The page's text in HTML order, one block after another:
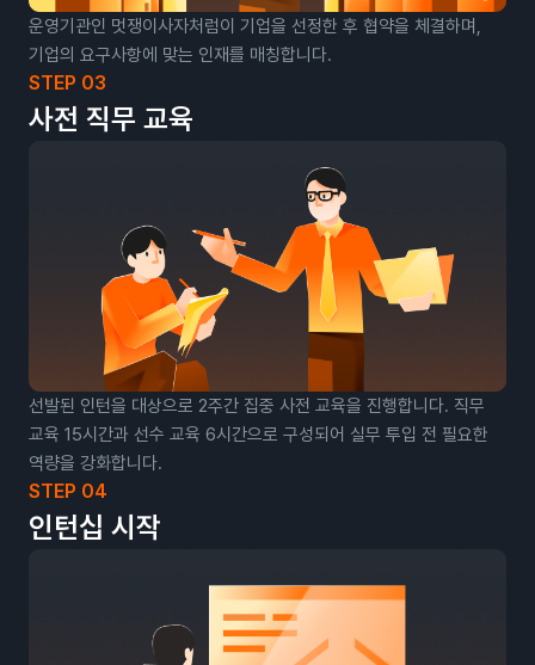
운영기관인 멋쟁이사자처럼이 기업을 선정한 후 협약을 체결하며,
기업의 요구사항에 맞는 인재를 매칭합니다.
STEP 03
사전 직무 교육
선발된 인턴을 대상으로 2주간 집중 사전 교육을 진행합니다. 직무
교육 15시간과 선수 교육 6시간으로 구성되어 실무 투입 전 필요한
역량을 강화합니다.
STEP 04
인턴십 시작